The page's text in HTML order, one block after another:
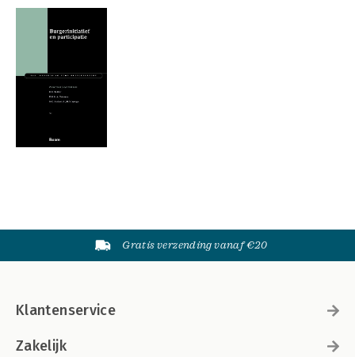
Gratis verzending vanaf €20
Klantenservice
Zakelijk